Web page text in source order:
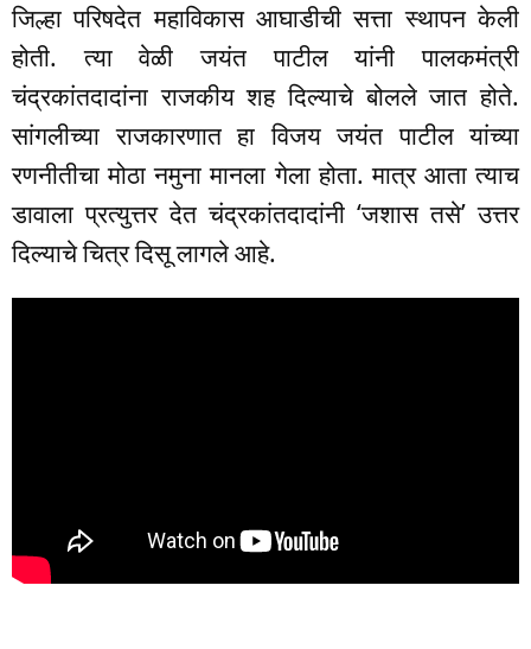
जिल्हा परिषदेत महाविकास आघाडीची सत्ता स्थापन केली
होती. त्या वेळी जयंत पाटील यांनी पालकमंत्री
चंद्रकांतदादांना राजकीय शह दिल्याचे बोलले जात होते.
सांगलीच्या राजकारणात हा विजय जयंत पाटील यांच्या
रणनीतीचा मोठा नमुना मानला गेला होता. मात्र आता त्याच
डावाला प्रत्युत्तर देत चंद्रकांतदादांनी ‘जशास तसे’ उत्तर
दिल्याचे चित्र दिसू लागले आहे.